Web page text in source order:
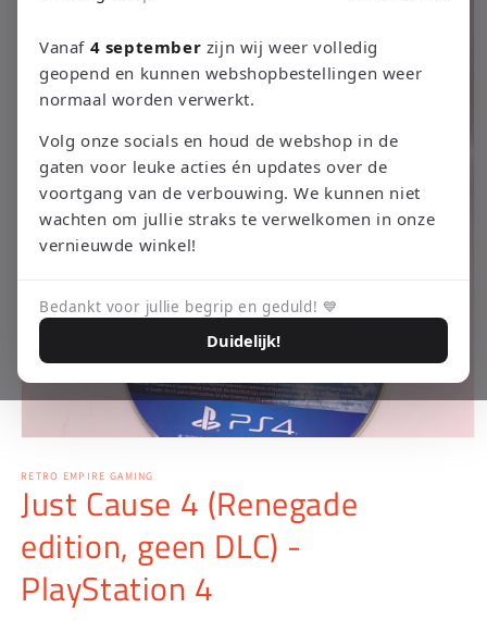
openen
in
modaal
RETRO EMPIRE GAMING
Just Cause 4 (Renegade
edition, geen DLC) -
PlayStation 4
Vanaf 4 september zijn wij weer volledig
geopend en kunnen webshopbestellingen weer
normaal worden verwerkt.
Volg onze socials en houd de webshop in de
gaten voor leuke acties én updates over de
voortgang van de verbouwing. We kunnen niet
wachten om jullie straks te verwelkomen in onze
vernieuwde winkel!
Bedankt voor jullie begrip en geduld! 💙
Duidelijk!